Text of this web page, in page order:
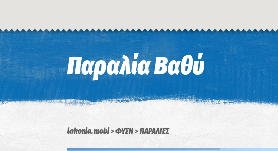
Παραλία Βαθύ
lakonia.mobi ΦΥΣΗ ΠΑΡΑΛΙΕΣ